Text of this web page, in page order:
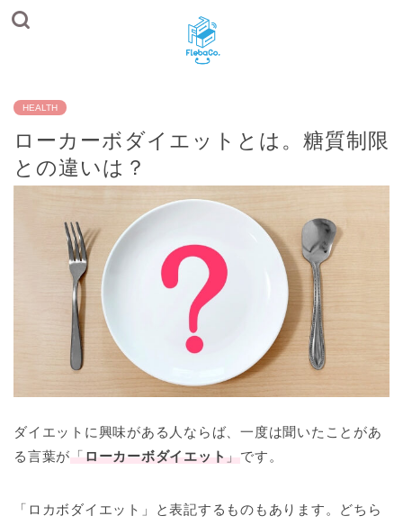
HEALTH
ローカーボダイエットとは。糖質制限
との違いは？
ダイエットに興味がある人ならば、一度は聞いたことがあ
る言葉が 「 ローカーボダイエット 」 です。
「ロカボダイエット」と表記するものもあります。どちら